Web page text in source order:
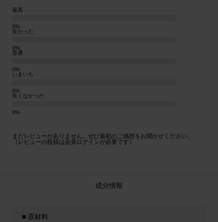
最高
良かった
普通
いまいち
良くなかった
まだレビューがありません。ぜひ最初のご感想をお聞かせください。
（レビューの投稿は会員ログインが必要です）
成分情報
■ 原材料